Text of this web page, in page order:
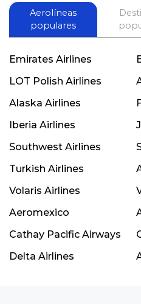
Aerolíneas
populares
Emirates Airlines
LOT Polish Airlines
Alaska Airlines
Iberia Airlines
Southwest Airlines
Turkish Airlines
Volaris Airlines
Aeromexico
Cathay Pacific Airways
Delta Airlines